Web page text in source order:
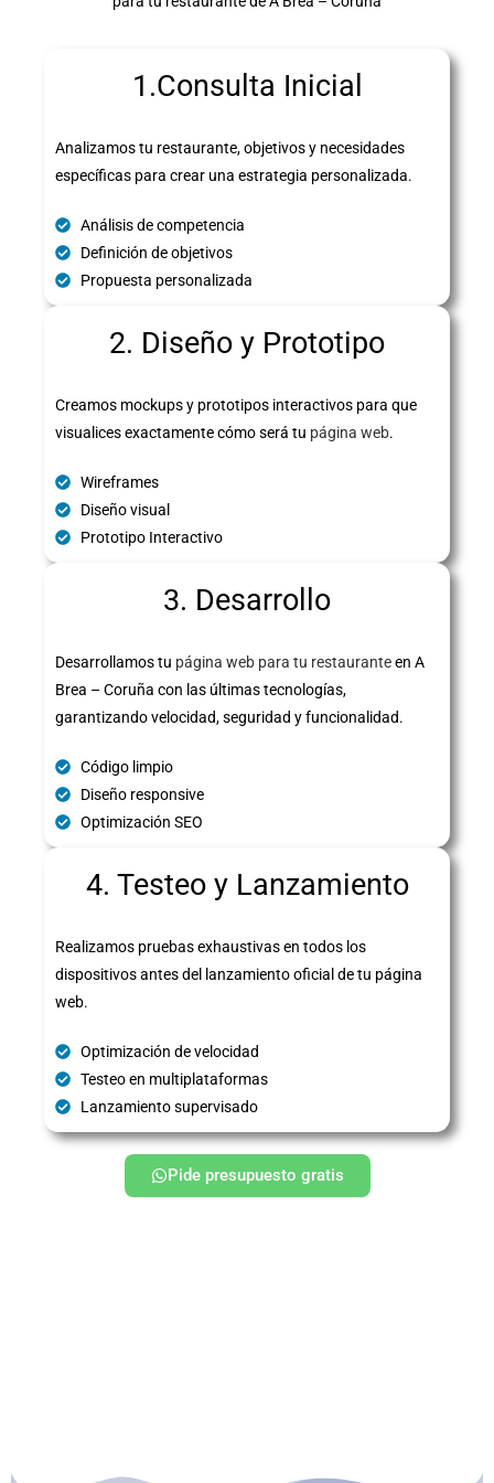
1.Consulta Inicial
Analizamos tu restaurante, objetivos y necesidades
específicas para crear una estrategia personalizada.
Análisis de competencia
Definición de objetivos
Propuesta personalizada
2. Diseño y Prototipo
Creamos mockups y prototipos interactivos para que
visualices exactamente cómo será tu página web.
Wireframes
Diseño visual
Prototipo Interactivo
3. Desarrollo
Desarrollamos tu página web para tu restauranteen A
Brea – Coruña con las últimas tecnologías,
garantizando velocidad, seguridad y funcionalidad.
Código limpio
Diseño responsive
Optimización SEO
4. Testeo y Lanzamiento
Realizamos pruebas exhaustivas en todos los
dispositivos antes del lanzamiento oficial de tu página
web.
Optimización de velocidad
Testeo en multiplataformas
Lanzamiento supervisado
Pide presupuesto gratis